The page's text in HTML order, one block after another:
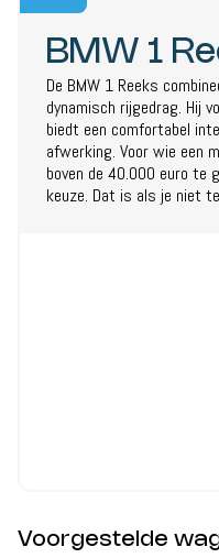
BMW 1
De BMW 1 Reeks
dynamisch rijgedrag. Hij
biedt een comfortabel
afwerking. Voor wie een
boven de 40.000 euro te
keuze. Dat is als je niet
Voorgestelde